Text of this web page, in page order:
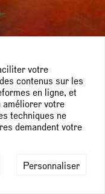
votre
contenus sur les
en ligne, et
améliorer votre
techniques ne
demandent votre
Personnaliser